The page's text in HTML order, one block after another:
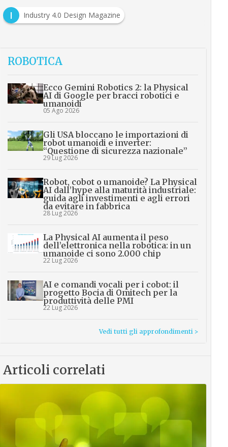
I
Industry 4.0 Design Magazine
ROBOTICA
Ecco Gemini Robotics 2: la Physical
AI di Google per bracci robotici e
umanoidi
05 Ago 2026
Gli USA bloccano le importazioni di
robot umanoidi e inverter:
“Questione di sicurezza nazionale”
29 Lug 2026
Robot, cobot o umanoide? La Physical
AI dall’hype alla maturità industriale:
guida agli investimenti e agli errori
da evitare in fabbrica
28 Lug 2026
La Physical AI aumenta il peso
dell’elettronica nella robotica: in un
umanoide ci sono 2.000 chip
22 Lug 2026
AI e comandi vocali per i cobot: il
progetto Bocia di Omitech per la
produttività delle PMI
22 Lug 2026
Vedi tutti gli approfondimenti >
Articoli correlati